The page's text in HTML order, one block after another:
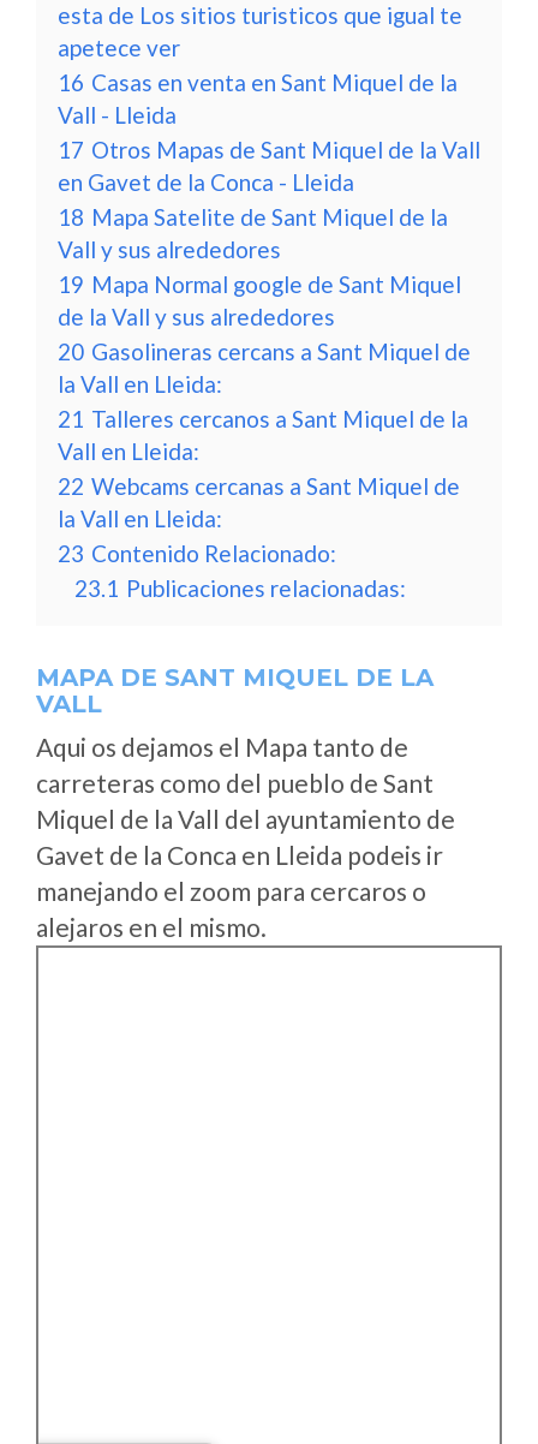
esta de Los sitios turisticos que igual te
apetece ver
16 Casas en venta en Sant Miquel de la
Vall - Lleida
17 Otros Mapas de Sant Miquel de la Vall
en Gavet de la Conca - Lleida
18 Mapa Satelite de Sant Miquel de la
Vall y sus alrededores
19 Mapa Normal google de Sant Miquel
de la Vall y sus alrededores
20 Gasolineras cercans a Sant Miquel de
la Vall en Lleida:
21 Talleres cercanos a Sant Miquel de la
Vall en Lleida:
22 Webcams cercanas a Sant Miquel de
la Vall en Lleida:
23 Contenido Relacionado:
23.1 Publicaciones relacionadas:
MAPA DE SANT MIQUEL DE LA
VALL
Aqui os dejamos el Mapa tanto de
carreteras como del pueblo de Sant
Miquel de la Vall del ayuntamiento de
Gavet de la Conca en Lleida podeis ir
manejando el zoom para cercaros o
alejaros en el mismo.